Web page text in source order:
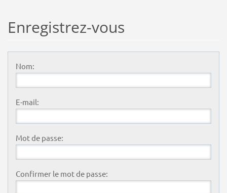
Enregistrez-vous
Nom:
E-mail:
Mot de passe:
Confirmer le mot de passe: